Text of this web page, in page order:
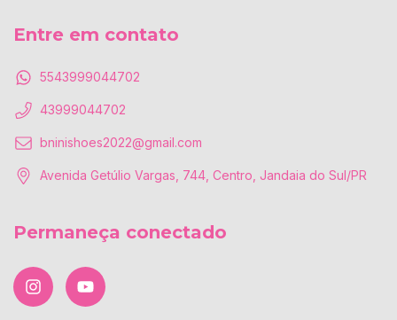
Entre em contato
5543999044702
43999044702
bninishoes2022@gmail.com
Avenida Getúlio Vargas, 744, Centro, Jandaia do Sul/PR
Permaneça conectado